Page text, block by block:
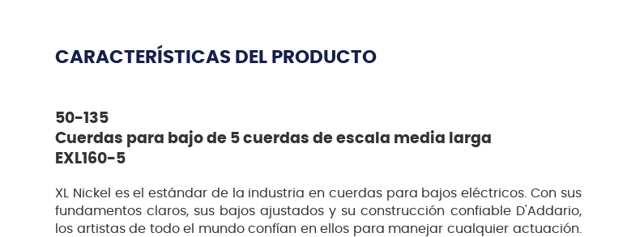
CARACTERÍSTICAS DEL PRODUCTO
50-135
Cuerdas para bajo de 5 cuerdas de escala media larga
EXL160-5
XL Nickel es el estándar de la industria en cuerdas para bajos eléctricos. Con sus
fundamentos claros, sus bajos ajustados y su construcción confiable D'Addario,
los artistas de todo el mundo confían en ellos para manejar cualquier actuación.